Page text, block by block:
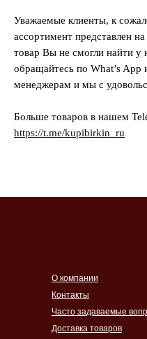
Уважаемые клиенты, к
ассортимент представлен
товар Вы не смогли найти у
обращайтесь по What’s
менеджерам и мы с
Больше товаров в нашем
https://t.me/kupibirkin_ru
Контакты
Часто задаваемые
Доставка товаров
О компании